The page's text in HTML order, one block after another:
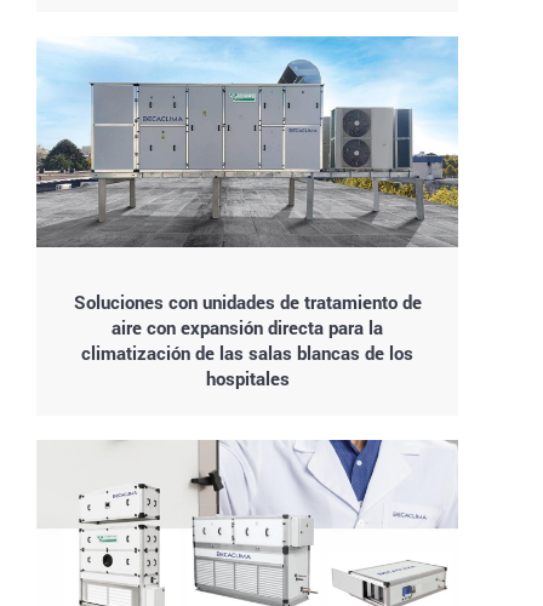
Soluciones con unidades de tratamiento de
aire con expansión directa para la
climatización de las salas blancas de los
hospitales